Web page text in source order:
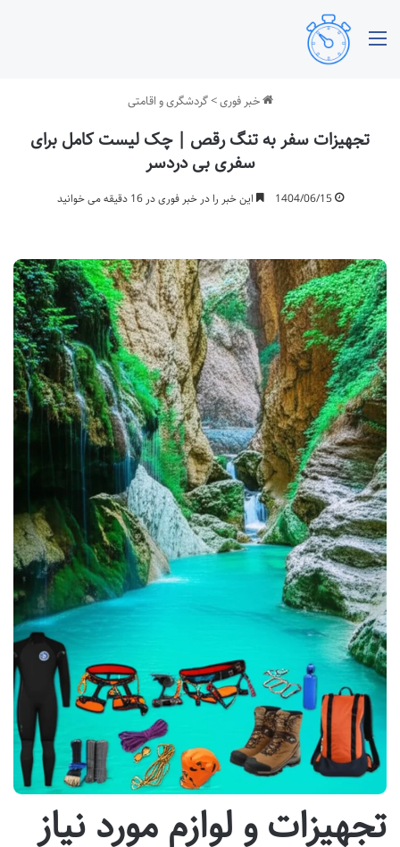
خبر فوری>گردشگری و اقامتی
تجهیزات سفر به تنگ رقص | چک لیست کامل برای
سفری بی دردسر
1404/06/15 این خبر را در خبر فوری در 16 دقیقه می خوانید
تجهیزات و لوازم مورد نیاز